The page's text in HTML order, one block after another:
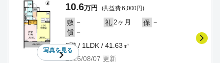
写真を見る
10.6万円 (共益費 6,000円)
敷 － 礼 2ヶ月 保 －
償 －
2階 / 1LDK / 41.63㎡
2026/08/07 更新